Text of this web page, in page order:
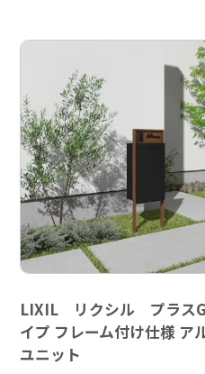
LIXIL リクシル プラス
イプ フレーム付け仕様 ア
ユニット